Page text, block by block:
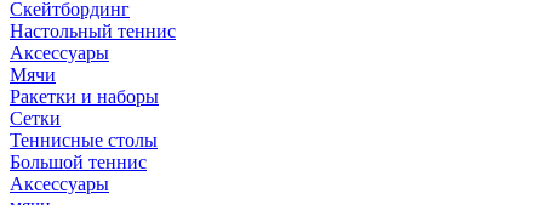
Скейтбординг
Настольный теннис
Аксессуары
Мячи
Ракетки и наборы
Сетки
Теннисные столы
Большой теннис
Аксессуары